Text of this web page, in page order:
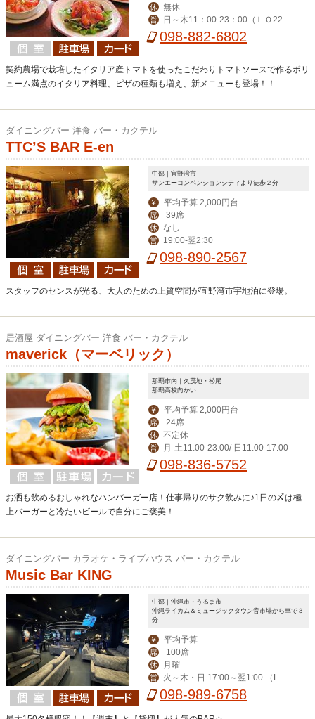
休 無休
営
日～木11：00-23：00（ＬＯ22：
30） 金・土（LO-23：30）
098-882-6802
契約農場で栽培したイタリア産トマトを使ったこだわりトマトソースで作るボリ
ューム満点のイタリア料理、ピザの種類も増え、新メニューも登場！！
ダイニングバー 洋食 バー・カクテル
TTC’S BAR E-en
中部｜宜野湾市
サンエーコンベンションシティより徒歩２分
￥ 平均予算 2,000円台
席 39席
休 なし
営 19:00-翌2:30
098-890-2567
スタッフのセンスが光る、大人のための上質空間が宜野湾市宇地泊に登場。
居酒屋 ダイニングバー 洋食 バー・カクテル
maverick（マーベリック）
那覇市内｜久茂地・松尾
那覇高校向かい
￥ 平均予算 2,000円台
席 24席
休 不定休
営 月-土11:00-23:00/ 日11:00-17:00
098-836-5752
お洒も飲めるおしゃれなハンバーガー店！仕事帰りのサク飲みに♪1日の〆は極
上バーガーと冷たいビールで自分にご褒美！
ダイニングバー カラオケ・ライブハウス バー・カクテル
Music Bar KING
中部｜沖縄市・うるま市
沖縄ライカム＆ミュージックタウン音市場から車で３
分
￥ 平均予算
席 100席
休 月曜
営
火～木・日 17:00～翌1:00 （L.O.
24:00)／金・土・祝前日 17:00～5:00
098-989-6758